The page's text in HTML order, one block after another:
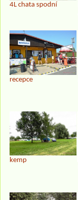
4L chata spodní
recepce
kemp